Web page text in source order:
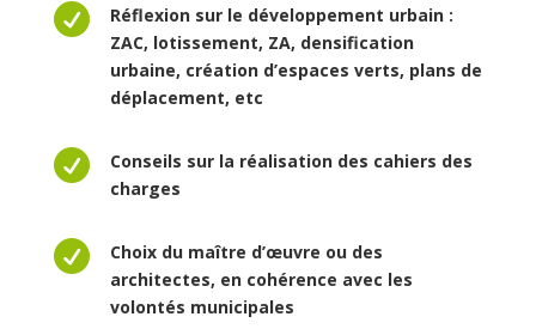

Réflexion sur le développement urbain :
ZAC, lotissement, ZA, densification
urbaine, création d’espaces verts, plans de
déplacement, etc

Conseils sur la réalisation des cahiers des
charges

Choix du maître d’œuvre ou des
architectes, en cohérence avec les
volontés municipales